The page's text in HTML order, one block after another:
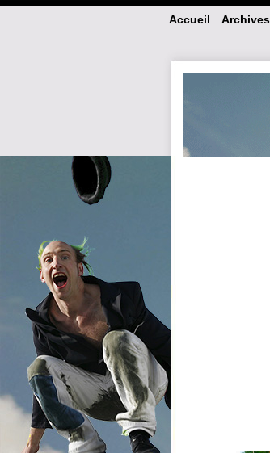
Accueil Archives